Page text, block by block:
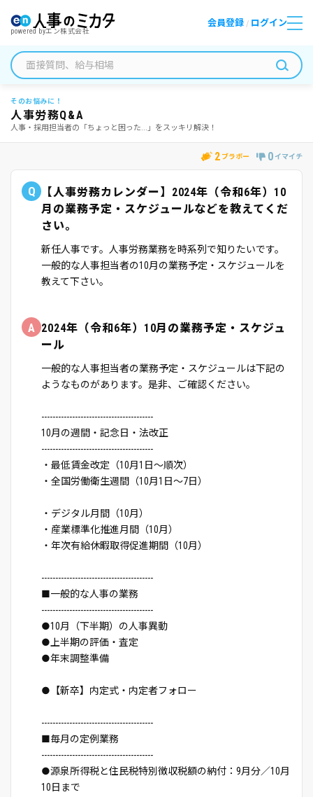
powered byエン株式会社
会員登録 / ログイン
そのお悩みに！
人事労務Q&A
人事・採用担当者の「ちょっと困った...」をスッキリ解決！
2 ブラボー 0 イマイチ
Q
【人事労務カレンダー】2024年（令和6年）10
月の業務予定・スケジュールなどを教えてくだ
さい。
新任人事です。人事労務業務を時系列で知りたいです。
一般的な人事担当者の10月の業務予定・スケジュールを
教えて下さい。
A 2024年（令和6年）10月の業務予定・スケジュ
ール
一般的な人事担当者の業務予定・スケジュールは下記の
ようなものがあります。是非、ご確認ください。
----------------------------------------
10月の週間・記念日・法改正
----------------------------------------
・最低賃金改定（10月1日～順次）
・全国労働衛生週間（10月1日～7日）
・デジタル月間（10月）
・産業標準化推進月間（10月）
・年次有給休暇取得促進期間（10月）
----------------------------------------
■一般的な人事の業務
----------------------------------------
●10月（下半期）の人事異動
●上半期の評価・査定
●年末調整準備
●【新卒】内定式・内定者フォロー
----------------------------------------
■毎月の定例業務
----------------------------------------
●源泉所得税と住民税特別徴収税額の納付：9月分／10月
10日まで